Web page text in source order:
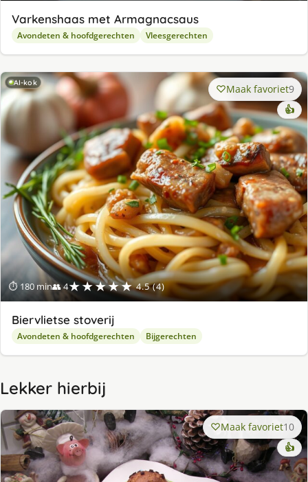
Varkenshaas met Armagnacsaus
Avondeten & hoofdgerechten Vleesgerechten
AI-kok
⏱ 180 min👥 4★★★★★ 4.5 (4)
Maak favoriet9
👍
Biervlietse stoverij
Avondeten & hoofdgerechten Bijgerechten
Lekker hierbij
Maak favoriet10
👍